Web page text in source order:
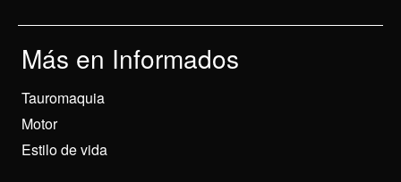
Más en Informados
Tauromaquia
Motor
Estilo de vida